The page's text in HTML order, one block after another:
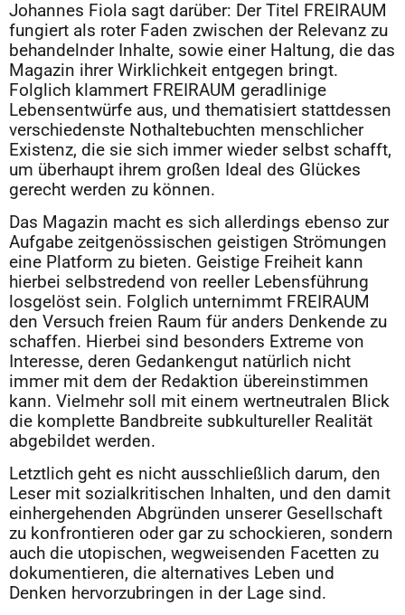
Johannes Fiola sagt darüber: Der Titel FREIRAUM
fungiert als roter Faden zwischen der Relevanz zu
behandelnder Inhalte, sowie einer Haltung, die das
Magazin ihrer Wirklichkeit entgegen bringt.
Folglich klammert FREIRAUM geradlinige
Lebensentwürfe aus, und thematisiert stattdessen
verschiedenste Nothaltebuchten menschlicher
Existenz, die sie sich immer wieder selbst schafft,
um überhaupt ihrem großen Ideal des Glückes
gerecht werden zu können.
Das Magazin macht es sich allerdings ebenso zur
Aufgabe zeitgenössischen geistigen Strömungen
eine Platform zu bieten. Geistige Freiheit kann
hierbei selbstredend von reeller Lebensführung
losgelöst sein. Folglich unternimmt FREIRAUM
den Versuch freien Raum für anders Denkende zu
schaffen. Hierbei sind besonders Extreme von
Interesse, deren Gedankengut natürlich nicht
immer mit dem der Redaktion übereinstimmen
kann. Vielmehr soll mit einem wertneutralen Blick
die komplette Bandbreite subkultureller Realität
abgebildet werden.
Letztlich geht es nicht ausschließlich darum, den
Leser mit sozialkritischen Inhalten, und den damit
einhergehenden Abgründen unserer Gesellschaft
zu konfrontieren oder gar zu schockieren, sondern
auch die utopischen, wegweisenden Facetten zu
dokumentieren, die alternatives Leben und
Denken hervorzubringen in der Lage sind.